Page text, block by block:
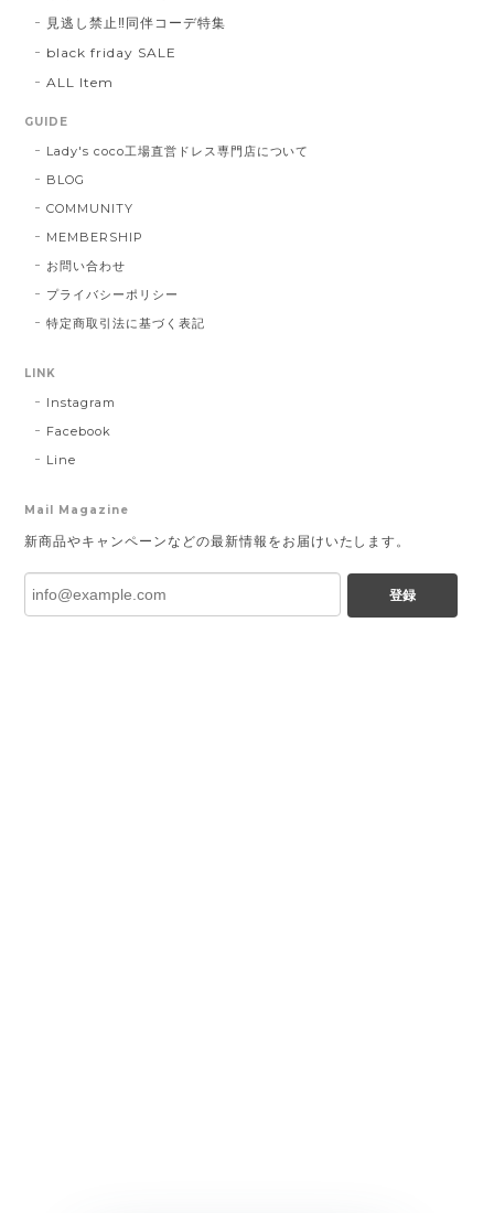
見逃し禁止‼同伴コーデ特集
black friday SALE
ALL Item
GUIDE
Lady's coco工場直営ドレス専門店について
BLOG
COMMUNITY
MEMBERSHIP
お問い合わせ
プライバシーポリシー
特定商取引法に基づく表記
LINK
Instagram
Facebook
Line
Mail Magazine
新商品やキャンペーンなどの最新情報をお届けいたします。
登録